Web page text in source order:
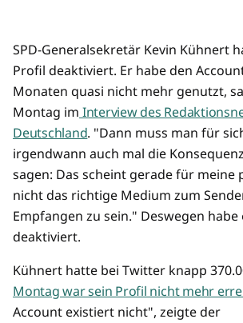
SPD-Generalsekretär Kevin Kühnert
Profil deaktiviert. Er habe den
Monaten quasi nicht mehr genutzt,
Montag im Interview des
Deutschland. "Dann muss man für
irgendwann auch mal die
sagen: Das scheint gerade für meine
nicht das richtige Medium zum
Empfangen zu sein." Deswegen
deaktiviert.
Kühnert hatte bei Twitter knapp
Montag war sein Profil nicht mehr
Account existiert nicht", zeigte der